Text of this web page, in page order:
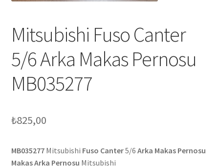
Mitsubishi Fuso Canter
5/6 Arka Makas Pernosu
MB035277
₺825,00
MB035277Mitsubishi Fuso Canter5/6 Arka Makas Pernosu
Makas Arka Pernosu Mitsubishi